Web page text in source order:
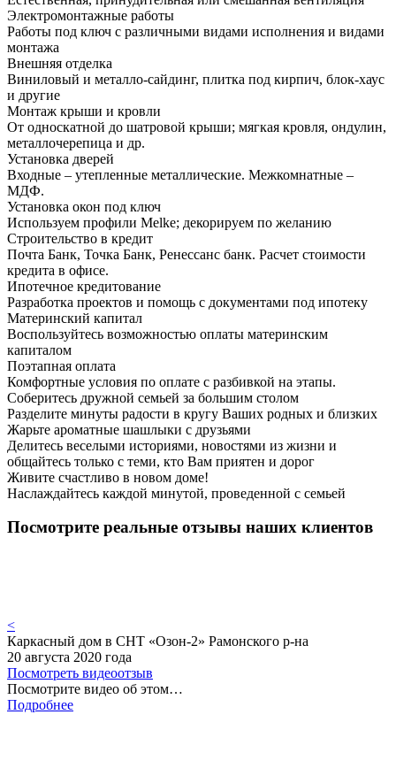
Электромонтажные работы
Работы под ключ с различными видами исполнения и видами
монтажа
Внешняя отделка
Виниловый и металло-сайдинг, плитка под кирпич, блок-хаус
и другие
Монтаж крыши и кровли
От односкатной до шатровой крыши; мягкая кровля, ондулин,
металлочерепица и др.
Установка дверей
Входные – утепленные металлические. Межкомнатные –
МДФ.
Установка окон под ключ
Используем профили Melke; декорируем по желанию
Строительство в кредит
Почта Банк, Точка Банк, Ренессанс банк. Расчет стоимости
кредита в офисе.
Ипотечное кредитование
Разработка проектов и помощь с документами под ипотеку
Материнский капитал
Воспользуйтесь возможностью оплаты материнским
капиталом
Поэтапная оплата
Комфортные условия по оплате с разбивкой на этапы.
Соберитесь дружной семьей за большим столом
Разделите минуты радости в кругу Ваших родных и близких
Жарьте ароматные шашлыки с друзьями
Делитесь веселыми историями, новостями из жизни и
общайтесь только с теми, кто Вам приятен и дорог
Живите счастливо в новом доме!
Наслаждайтесь каждой минутой, проведенной с семьей
Посмотрите реальные отзывы наших клиентов
<
Каркасный дом в СНТ «Озон-2» Рамонского р-на
20 августа 2020 года
Посмотреть видеоотзыв
Посмотрите видео об этом…
Подробнее